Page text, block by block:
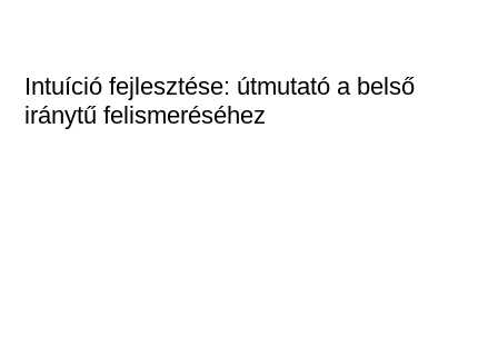
Intuíció fejlesztése: útmutató a belső
iránytű felismeréséhez